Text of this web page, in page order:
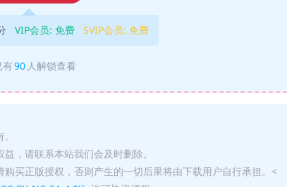
VIP会员: 免费 SVIP会员: 免费
有90 人解锁查看
，请联系本站我们会及时删除。
买正版授权，否则产生的一切后果将由下载用户自行承担。<